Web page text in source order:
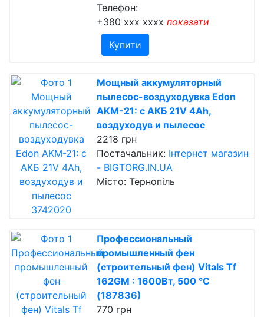
Телефон:
+380 xxx xxxx показати
Купити
Мощный аккумуляторный
пылесос-воздуходувка Edon
AKM-21: с АКБ 21V 4Ah,
воздуходув и пылесос
2218 грн
Постачальник: Інтернет магазин
- BIGTORG.IN.UA
Місто: Тернопіль
Профессиональный
промышленный фен
(строительный фен) Vitals Tf
162GM : 1600Вт, 500 °С
(187836)
770 грн